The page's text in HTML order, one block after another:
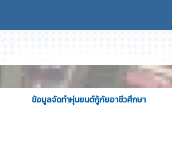
ข้อมูลจัดทำหุ่นยนต์กู้ภัยอาชีวศึกษา